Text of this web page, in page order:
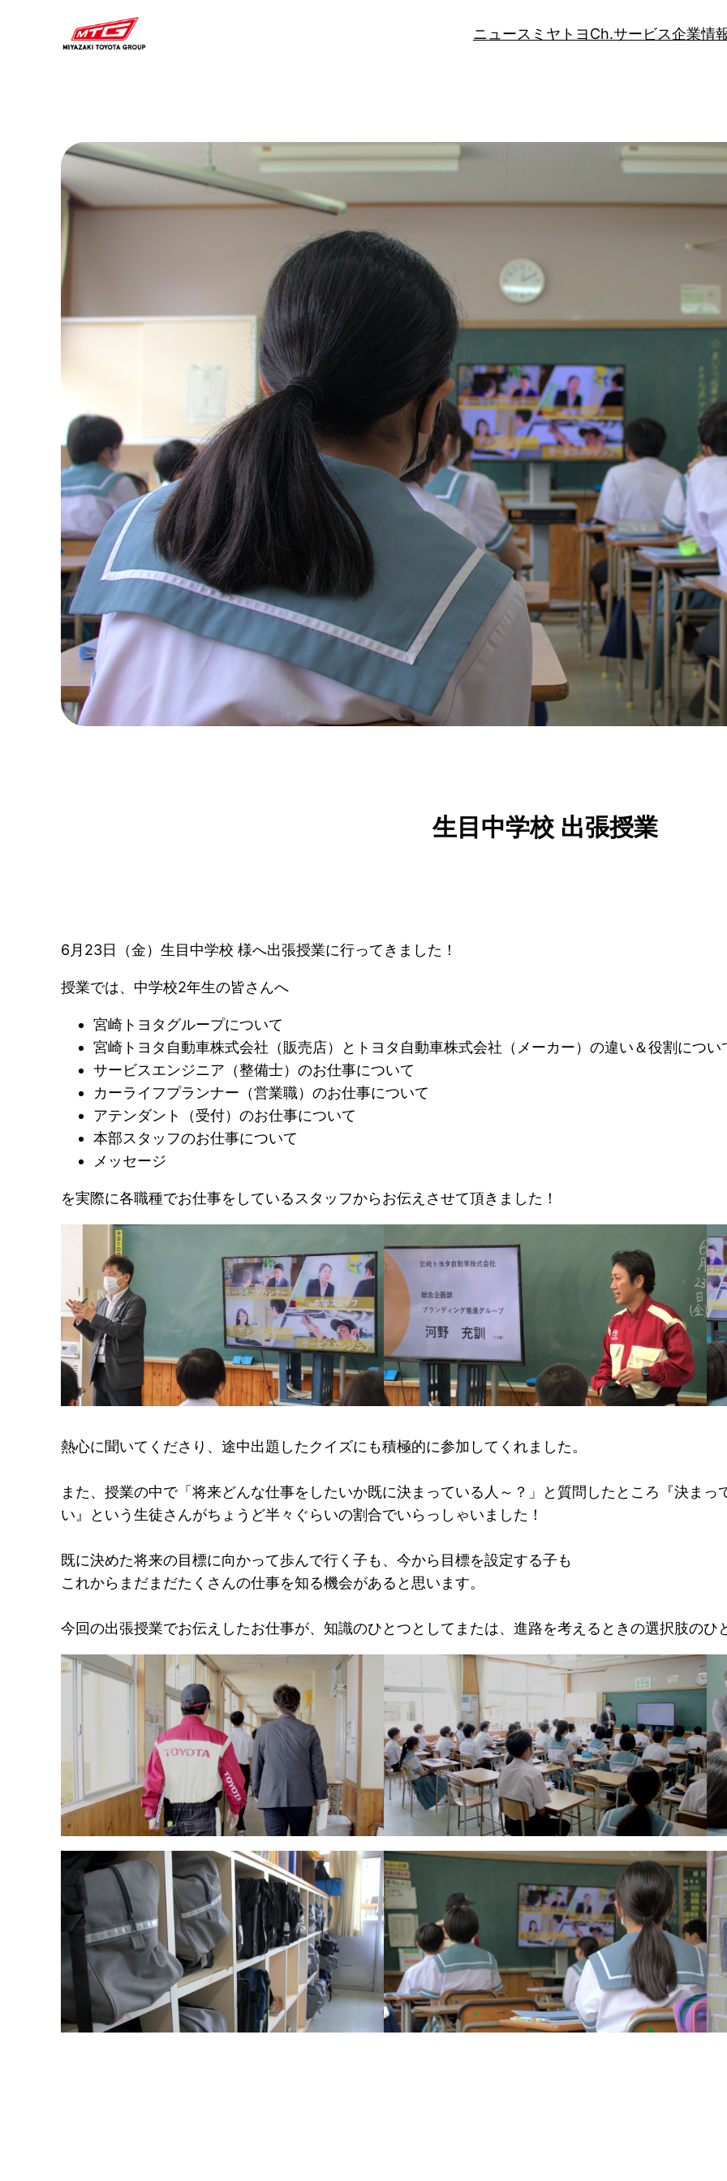
ニュース ミヤトヨCh.サービス企業情
生目中学校 出張授業
6月23日（金）生目中学校 様へ出張授業に行ってきました！
授業では、中学校2年生の皆さんへ
宮崎トヨタグループについて
宮崎トヨタ自動車株式会社（販売店）とトヨタ自動車株式会社（メーカー）の違い＆役割につい
サービスエンジニア（整備士）のお仕事について
カーライフプランナー（営業職）のお仕事について
アテンダント（受付）のお仕事について
本部スタッフのお仕事について
メッセージ
を実際に各職種でお仕事をしているスタッフからお伝えさせて頂きました！
熱心に聞いてくださり、途中出題したクイズにも積極的に参加してくれました。
また、授業の中で「将来どんな仕事をしたいか既に決まっている人～？」と質問したところ『決ま
い』という生徒さんがちょうど半々ぐらいの割合でいらっしゃいました！
既に決めた将来の目標に向かって歩んで行く子も、今から目標を設定する子も
これからまだまだたくさんの仕事を知る機会があると思います。
今回の出張授業でお伝えしたお仕事が、知識のひとつとしてまたは、進路を考えるときの選択肢の